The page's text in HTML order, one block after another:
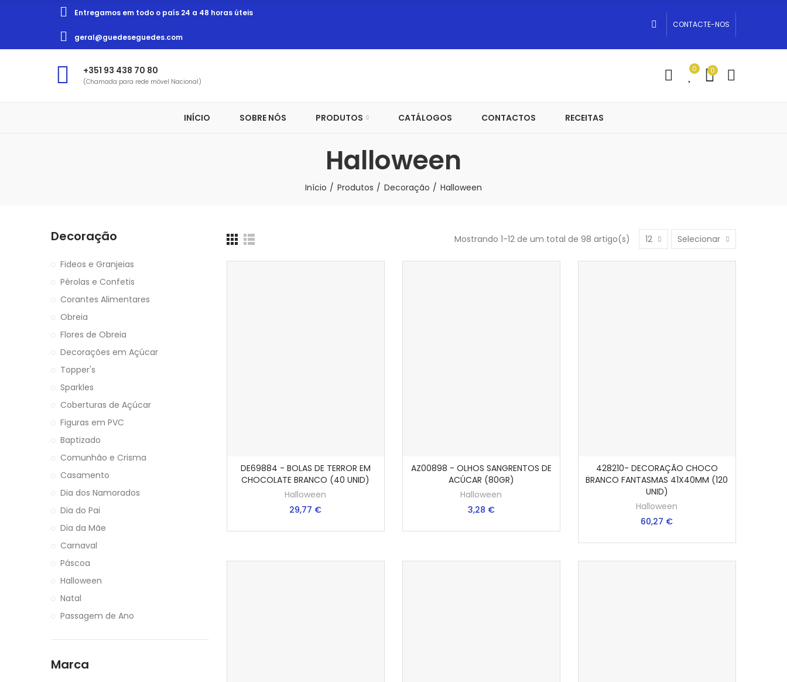
Entregamos em todo o país 24 a 48 horas úteis
geral@guedeseguedes.com
CONTACTE-NOS
+351 93 438 70 80
(Chamada para rede móvel Nacional)
0 0
INÍCIO SOBRE NÓS PRODUTOS CATÁLOGOS CONTACTOS RECEITAS
Halloween
Início Produtos Decoração Halloween
Mostrando 1-12 de um total de 98 artigo(s) 12 Selecionar
ADICIONAR AO CARRINHO
DE69884 - BOLAS DE TERROR EM
CHOCOLATE BRANCO (40 UNID)
Halloween
29,77 €
ADICIONAR AO CARRINHO
AZ00898 - OLHOS SANGRENTOS DE
ACÚCAR (80GR)
Halloween
3,28 €
ADICIONAR AO CARRINHO
428210- DECORAÇÃO CHOCO
BRANCO FANTASMAS 41X40MM (120
UNID)
Halloween
60,27 €
Decoração
Fideos e Granjeias
Pérolas e Confetis
Corantes Alimentares
Obreia
Flores de Obreia
Decorações em Açúcar
Topper's
Sparkles
Coberturas de Açúcar
Figuras em PVC
Baptizado
Comunhão e Crisma
Casamento
Dia dos Namorados
Dia do Pai
Dia da Mãe
Carnaval
Páscoa
Halloween
Natal
Passagem de Ano
Marca